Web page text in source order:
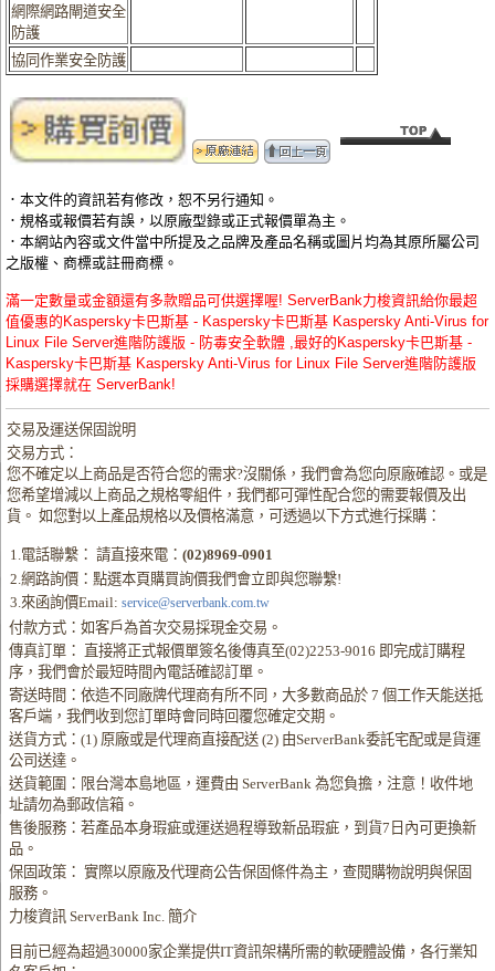
網際網路閘道安全
防護
協同作業安全防護
．本文件的資訊若有修改，恕不另行通知。
．規格或報價若有誤，以原廠型錄或正式報價單為主。
．本網站內容或文件當中所提及之品牌及產品名稱或圖片均為其原所屬公司
之版權、商標或註冊商標。
滿一定數量或金額還有多款贈品可供選擇喔! ServerBank力梭資訊給你最超
值優惠的Kaspersky卡巴斯基 - Kaspersky卡巴斯基 Kaspersky Anti-Virus for
Linux File Server進階防護版 - 防毒安全軟體 ,最好的Kaspersky卡巴斯基 -
Kaspersky卡巴斯基 Kaspersky Anti-Virus for Linux File Server進階防護版
採購選擇就在 ServerBank!
交易及運送保固說明
交易方式：
您不確定以上商品是否符合您的需求?沒關係，我們會為您向原廠確認。或是
您希望增減以上商品之規格零組件，我們都可彈性配合您的需要報價及出
貨。 如您對以上產品規格以及價格滿意，可透過以下方式進行採購：
1.電話聯繫： 請直接來電：(02)8969-0901
2.網路詢價：點選本頁購買詢價我們會立即與您聯繫!
3.來函詢價Email: service@serverbank.com.tw
付款方式：如客戶為首次交易採現金交易。
傳真訂單： 直接將正式報價單簽名後傳真至(02)2253-9016 即完成訂購程
序，我們會於最短時間內電話確認訂單。
寄送時間：依造不同廠牌代理商有所不同，大多數商品於 7 個工作天能送抵
客戶端，我們收到您訂單時會同時回覆您確定交期。
送貨方式：(1) 原廠或是代理商直接配送 (2) 由ServerBank委託宅配或是貨運
公司送達。
送貨範圍：限台灣本島地區，運費由 ServerBank 為您負擔，注意！收件地
址請勿為郵政信箱。
售後服務：若產品本身瑕疵或運送過程導致新品瑕疵，到貨7日內可更換新
品。
保固政策： 實際以原廠及代理商公告保固條件為主，查閱購物說明與保固
服務。
力梭資訊 ServerBank Inc. 簡介
目前已經為超過30000家企業提供IT資訊架構所需的軟硬體設備，各行業知